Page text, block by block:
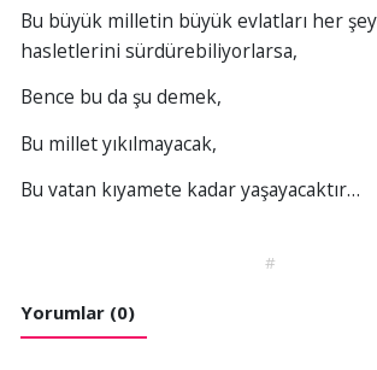
Bu büyük milletin büyük evlatları her
hasletlerini sürdürebiliyorlarsa,
Bence bu da şu demek,
Bu millet yıkılmayacak,
Bu vatan kıyamete kadar yaşayacaktır…
#
Yorumlar (0)